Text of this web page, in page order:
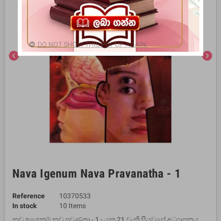
chevron_left chevron_right
Nava Igenum Nava Pravanatha - 1
Reference
10370533
In stock
10 Items
DO NOT SHOW THIS POPUP AGAIN.